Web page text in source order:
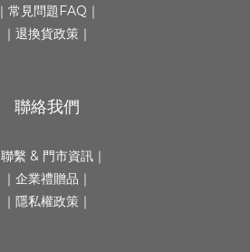
｜ 常見問題FAQ ｜
｜ 退換貨政策 ｜
聯絡我們
聯繫 & 門市資訊 ｜
｜ 企業禮贈品 ｜
｜隱私權政策｜